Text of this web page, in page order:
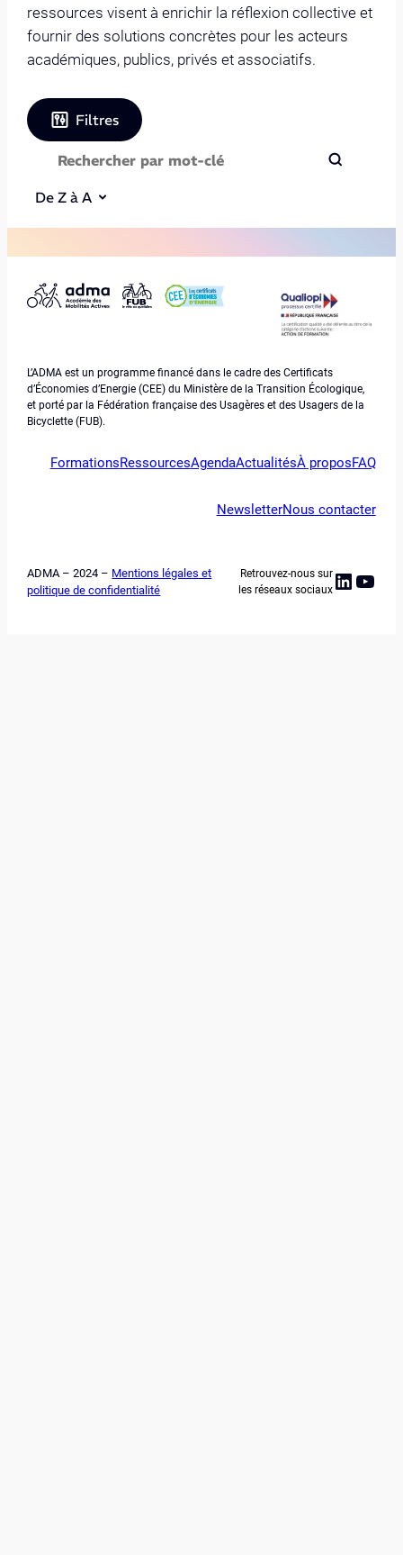
ressources visent à enrichir la réflexion collective et
fournir des solutions concrètes pour les acteurs
académiques, publics, privés et associatifs.
Filtres
De Z à A
L’ADMA est un programme financé dans le cadre des Certificats
d’Économies d’Energie (CEE) du Ministère de la Transition Écologique,
et porté par la Fédération française des Usagères et des Usagers de la
Bicyclette (FUB).
FormationsRessourcesAgendaActualitésÀ proposFAQ
NewsletterNous contacter
ADMA – 2024 – Mentions légales et
politique de confidentialité
Retrouvez-nous sur
les réseaux sociaux